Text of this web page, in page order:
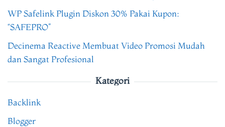
WP Safelink Plugin Diskon 30% Pakai Kupon:
“SAFEPRO”
Decinema Reactive Membuat Video Promosi Mudah
dan Sangat Profesional
Kategori
Backlink
Blogger